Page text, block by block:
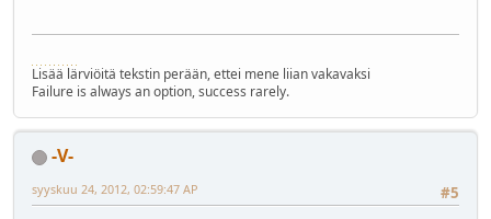
Lisää lärviöitä tekstin perään, ettei mene liian vakavaksi
Failure is always an option, success rarely.
-V-
#5
syyskuu 24, 2012, 02:59:47 AP